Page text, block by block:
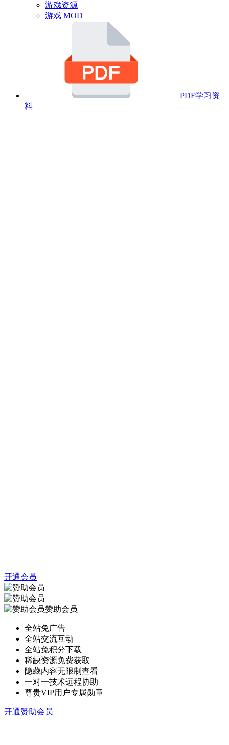
游戏资源
游戏 MOD
PDF学习资
料
开通会员
赞助会员
全站免广告
全站交流互动
全站免积分下载
稀缺资源免费获取
隐藏内容无限制查看
一对一技术远程协助
尊贵VIP用户专属勋章
开通赞助会员